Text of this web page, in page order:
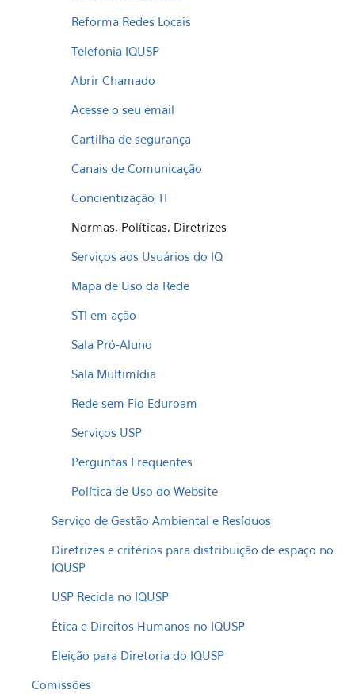
Reforma Redes Locais
Telefonia IQUSP
Abrir Chamado
Acesse o seu email
Cartilha de segurança
Canais de Comunicação
Concientização TI
Normas, Políticas, Diretrizes
Serviços aos Usuários do IQ
Mapa de Uso da Rede
STI em ação
Sala Pró-Aluno
Sala Multimídia
Rede sem Fio Eduroam
Serviços USP
Perguntas Frequentes
Política de Uso do Website
Serviço de Gestão Ambiental e Resíduos
Diretrizes e critérios para distribuição de espaço no
IQUSP
USP Recicla no IQUSP
Ética e Direitos Humanos no IQUSP
Eleição para Diretoria do IQUSP
Comissões